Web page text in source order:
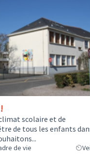
scolaire et de
de tous les enfants
de vie